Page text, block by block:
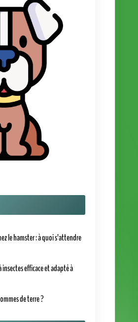
le hamster : à quoi s’attendre
efficace et adapté à
de terre ?